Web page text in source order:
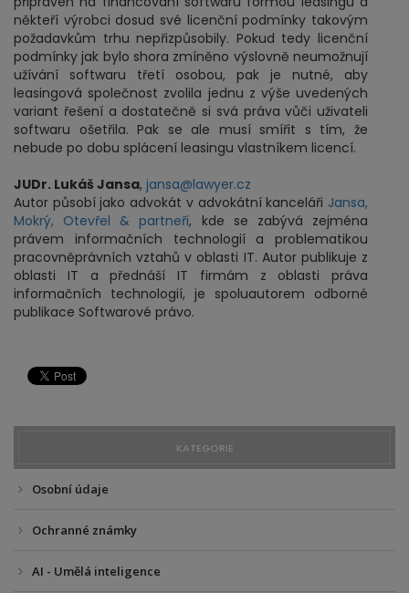
někteří výrobci dosud své licenční podmínky takovým
požadavkům trhu nepřizpůsobily. Pokud tedy licenční
podmínky jak bylo shora zmíněno výslovně neumožnují
užívání softwaru třetí osobou, pak je nutné, aby
leasingová společnost zvolila jednu z výše uvedených
variant řešení a dostatečně si svá práva vůči uživateli
softwaru ošetřila. Pak se ale musí smířit s tím, že
nebude po dobu splácení leasingu vlastníkem licencí.
JUDr. Lukáš Jansa, jansa@lawyer.cz
Autor působí jako advokát v advokátní kanceláři Jansa,
Mokrý, Otevřel & partneři, kde se zabývá zejména
právem informačních technologií a problematikou
pracovněprávních vztahů v oblasti IT. Autor publikuje z
oblasti IT a přednáší IT firmám z oblasti práva
informačních technologií, je spoluautorem odborné
publikace Softwarové právo.
KATEGORIE
Osobní údaje
Ochranné známky
AI - Umělá inteligence